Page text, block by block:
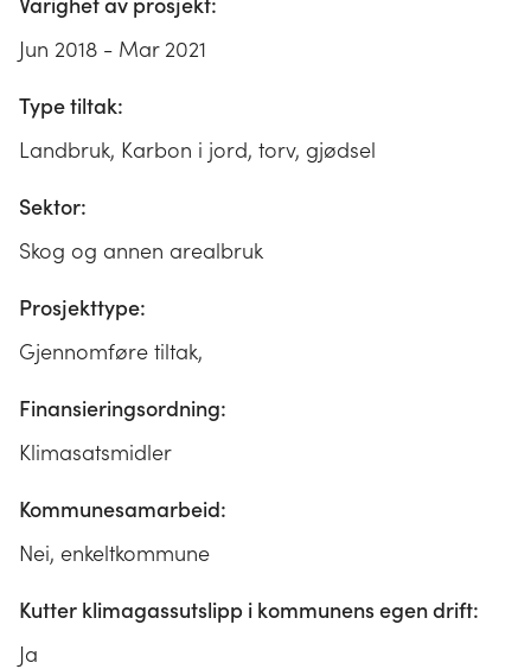
Jun 2018 - Mar 2021
Type tiltak:
Landbruk, Karbon i jord, torv, gjødsel
Sektor:
Skog og annen arealbruk
Prosjekttype:
Gjennomføre tiltak,
Finansieringsordning:
Klimasatsmidler
Kommunesamarbeid:
Nei, enkeltkommune
Kutter klimagassutslipp i kommunens egen drift:
Ja